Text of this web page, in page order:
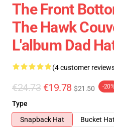
The Front
The Hawk
L'album Dad
(4 customer
€24.73 €19.78 $21.50 -20%
Type
Snapback Hat
Bucket Hat